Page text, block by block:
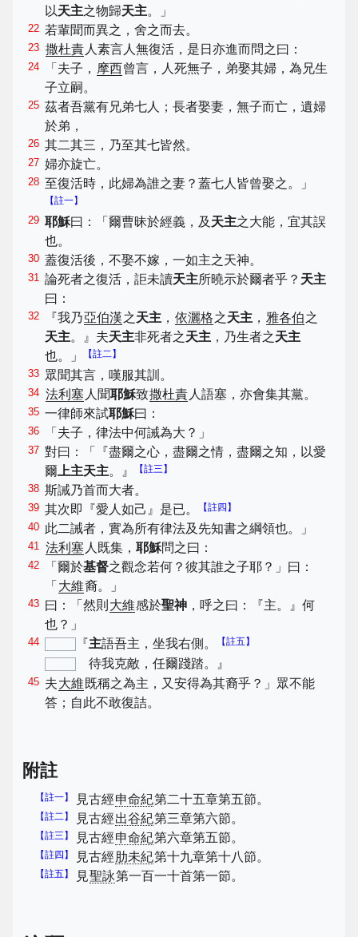
以天主之物歸天主。」
22 若輩聞而異之，舍之而去。
23 撒杜責人素言人無復活，是日亦進而問之曰：
24 「夫子， 摩西曾言，人死無子，弟娶其婦，為兄生
子立嗣。
25 茲者吾黨有兄弟七人；長者娶妻，無子而亡，遺婦
於弟，
26 其二其三，乃至其七皆然。
27 婦亦旋亡。
28 至復活時，此婦為誰之妻？蓋七人皆曾娶之。」
【註一】
29 耶穌曰：「爾曹昧於經義，及 天主之大能，宜其誤
也。
30 蓋復活後，不娶不嫁，一如主之天神。
31 論死者之復活，詎未讀天主所曉示於爾者乎？ 天主
曰：
32 『我乃亞伯漢之天主 ， 依灑格之天主 ， 雅各伯之
天主。』夫天主非死者之天主 ，乃生者之天主
也。」
【註二】
33 眾聞其言，嘆服其訓。
34 法利塞 人聞耶穌致撒杜責人語塞，亦會集其黨。
35 一律師來試耶穌曰：
36 「夫子，律法中何誡為大？」
37 對曰：「『盡爾之心，盡爾之情，盡爾之知，以愛
爾上主天主。』 【註三】
38 斯誡乃首而大者。
39 其次即『愛人如己』是已。 【註四】
40 此二誡者，實為所有律法及先知書之綱領也。」
41 法利塞 人既集，耶穌問之曰：
42 「爾於基督之觀念若何？彼其誰之子耶？」曰：
「 大維裔。」
43 曰：「然則 大維感於聖神 ，呼之曰：『主。』何
也？」
44 『主語吾主，坐我右側。 【註五】
待我克敵，任爾踐踏。』
45 夫大維 既稱之為主，又安得為其裔乎？」眾不能
答；自此不敢復詰。
附註
【註一】 見古經申命紀第二十五章第五節。
【註二】 見古經出谷紀第三章第六節。
【註三】 見古經申命紀第六章第五節。
【註四】 見古經肋未紀第十九章第十八節。
【註五】 見聖詠第一百一十首第一節。